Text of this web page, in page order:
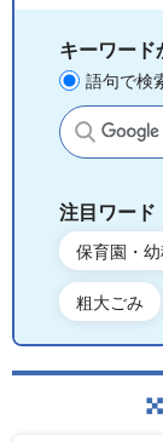
キーワード
語句で検
サイト
注目ワード
保育園・幼
粗大ごみ